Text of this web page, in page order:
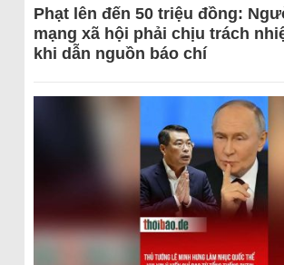
Phạt lên đến 50 triệu đồng:
mạng xã hội phải chịu trách
khi dẫn nguồn báo chí